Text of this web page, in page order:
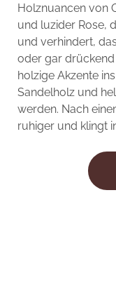
Holznuancen von
und luzider Rose,
und verhindert,
oder gar
holzige Akzente
Sandelholz und
werden. Nach
ruhiger und klingt